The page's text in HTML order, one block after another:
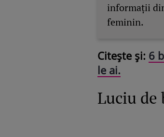
informații
feminin.
Citește și: 6
le ai.
Luciu de